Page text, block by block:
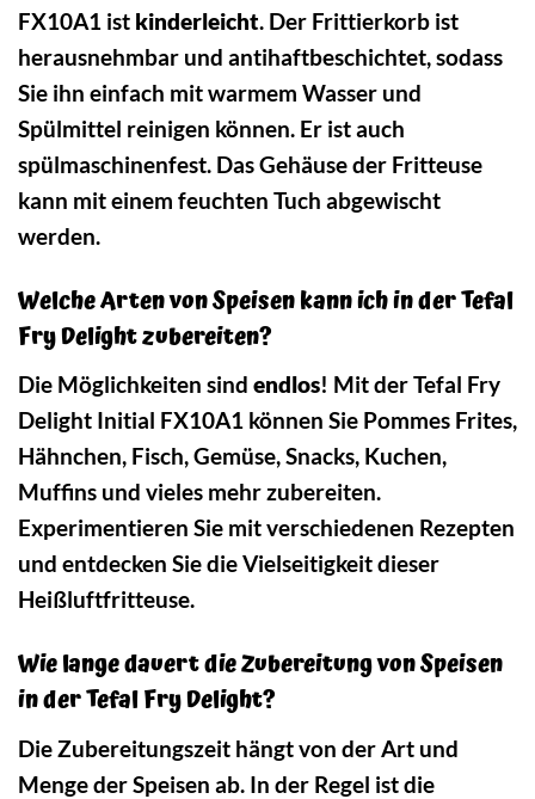
FX10A1 ist kinderleicht. Der Frittierkorb ist
herausnehmbar und antihaftbeschichtet, sodass
Sie ihn einfach mit warmem Wasser und
Spülmittel reinigen können. Er ist auch
spülmaschinenfest. Das Gehäuse der Fritteuse
kann mit einem feuchten Tuch abgewischt
werden.
Welche Arten von Speisen kann ich in der Tefal
Fry Delight zubereiten?
Die Möglichkeiten sind endlos! Mit der Tefal Fry
Delight Initial FX10A1 können Sie Pommes Frites,
Hähnchen, Fisch, Gemüse, Snacks, Kuchen,
Muffins und vieles mehr zubereiten.
Experimentieren Sie mit verschiedenen Rezepten
und entdecken Sie die Vielseitigkeit dieser
Heißluftfritteuse.
Wie lange dauert die Zubereitung von Speisen
in der Tefal Fry Delight?
Die Zubereitungszeit hängt von der Art und
Menge der Speisen ab. In der Regel ist die